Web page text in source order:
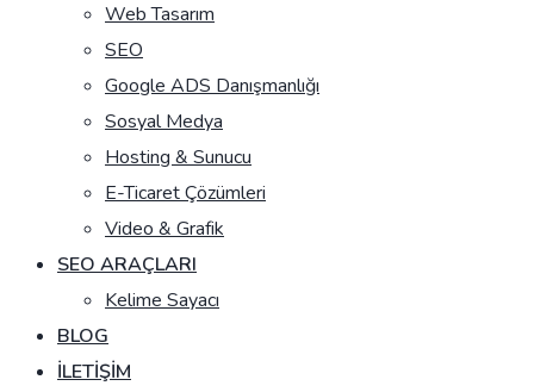
Web Tasarım
SEO
Google ADS Danışmanlığı
Sosyal Medya
Hosting & Sunucu
E-Ticaret Çözümleri
Video & Grafik
SEO ARAÇLARI
Kelime Sayacı
BLOG
İLETIŞIM